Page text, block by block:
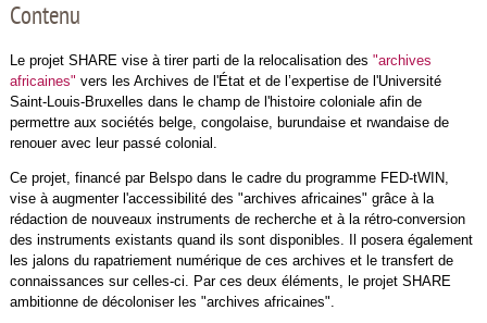
Contenu
Le projet SHARE vise à tirer parti de la relocalisation des "archives
africaines" vers les Archives de l'État et de l’expertise de l'Université
Saint-Louis-Bruxelles dans le champ de l'histoire coloniale afin de
permettre aux sociétés belge, congolaise, burundaise et rwandaise de
renouer avec leur passé colonial.
Ce projet, financé par Belspo dans le cadre du programme FED-tWIN,
vise à augmenter l'accessibilité des "archives africaines" grâce à la
rédaction de nouveaux instruments de recherche et à la rétro-conversion
des instruments existants quand ils sont disponibles. Il posera également
les jalons du rapatriement numérique de ces archives et le transfert de
connaissances sur celles-ci. Par ces deux éléments, le projet SHARE
ambitionne de décoloniser les "archives africaines".